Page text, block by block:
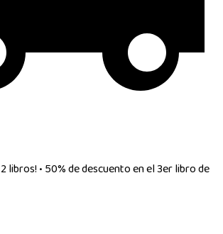
libros!•50% de descuento en el 3er libro de